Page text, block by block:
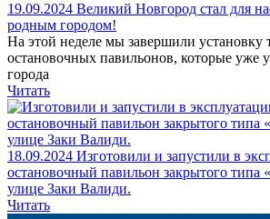
19.09.2024 Великий Новгород стал для
родным городом!
На этой неделе мы завершили установку
остановочных павильонов, которые уже
города
Читать
18.09.2024 Изготовили и запустили в
остановочный павильон закрытого типа
улице Заки Валиди.
Читать